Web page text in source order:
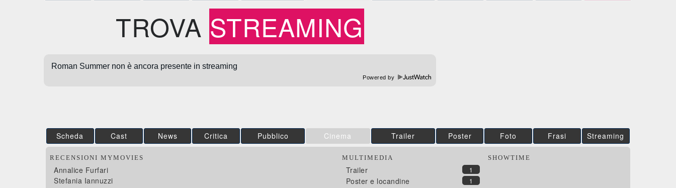
TROVA STREAMING
Powered by
Scheda Cast News Critica Pubblico Cinema Trailer Poster Foto Frasi Streaming
RECENSIONI MYMOVIES
Annalice Furfari
Stefania Iannuzzi
MULTIMEDIA
1
Trailer
1
Poster e locandine
SHOWTIME